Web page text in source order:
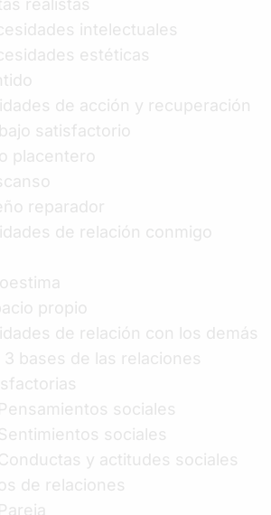
realistas
intelectuales
estéticas
de acción y recuperación
satisfactorio
placentero
reparador
de relación conmigo
propio
de relación con los demás
3 bases de las relaciones
Pensamientos sociales
Sentimientos sociales
Conductas y actitudes sociales
de relaciones
Pareja